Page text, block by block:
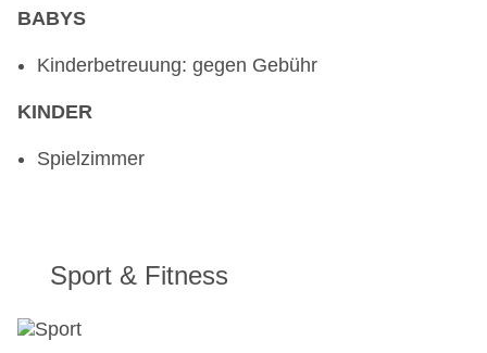
BABYS
Kinderbetreuung: gegen Gebühr
KINDER
Spielzimmer
Sport & Fitness